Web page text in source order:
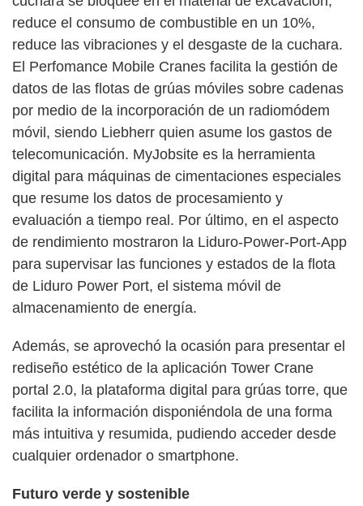
reduce el consumo de combustible en un 10%,
reduce las vibraciones y el desgaste de la cuchara.
El Perfomance Mobile Cranes facilita la gestión de
datos de las flotas de grúas móviles sobre cadenas
por medio de la incorporación de un radiomódem
móvil, siendo Liebherr quien asume los gastos de
telecomunicación. MyJobsite es la herramienta
digital para máquinas de cimentaciones especiales
que resume los datos de procesamiento y
evaluación a tiempo real. Por último, en el aspecto
de rendimiento mostraron la Liduro-Power-Port-App
para supervisar las funciones y estados de la flota
de Liduro Power Port, el sistema móvil de
almacenamiento de energía.
Además, se aprovechó la ocasión para presentar el
rediseño estético de la aplicación Tower Crane
portal 2.0, la plataforma digital para grúas torre, que
facilita la información disponiéndola de una forma
más intuitiva y resumida, pudiendo acceder desde
cualquier ordenador o smartphone.
Futuro verde y sostenible